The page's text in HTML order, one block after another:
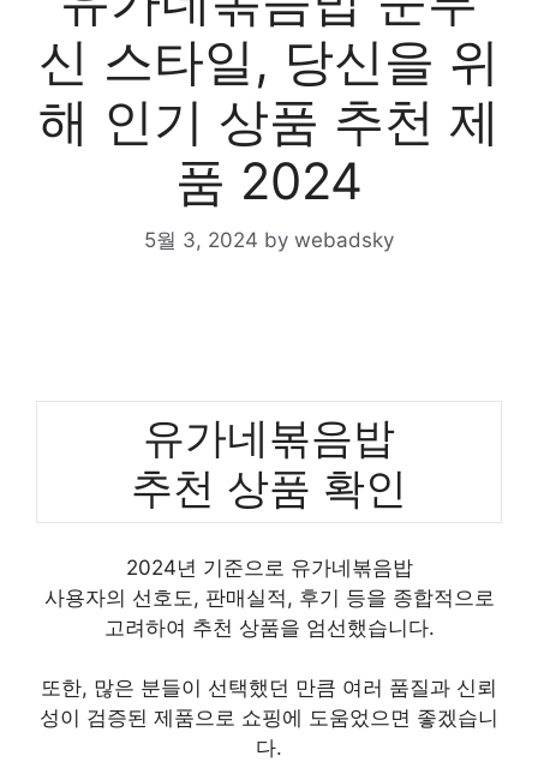
신 스타일, 당신을 위
해 인기 상품 추천 제
품 2024
5월 3, 2024 by webadsky
유가네볶음밥
추천 상품 확인
2024년 기준으로 유가네볶음밥
사용자의 선호도, 판매실적, 후기 등을 종합적으로
고려하여 추천 상품을 엄선했습니다.
또한, 많은 분들이 선택했던 만큼 여러 품질과 신뢰
성이 검증된 제품으로 쇼핑에 도움었으면 좋겠습니
다.